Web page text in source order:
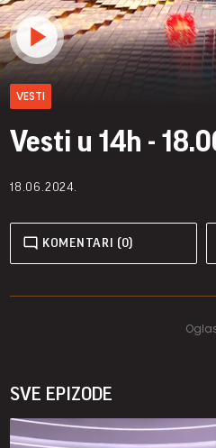
VESTI
Vesti u 14h -
18.06.2024.
KOMENTARI (0)
SVE EPIZODE